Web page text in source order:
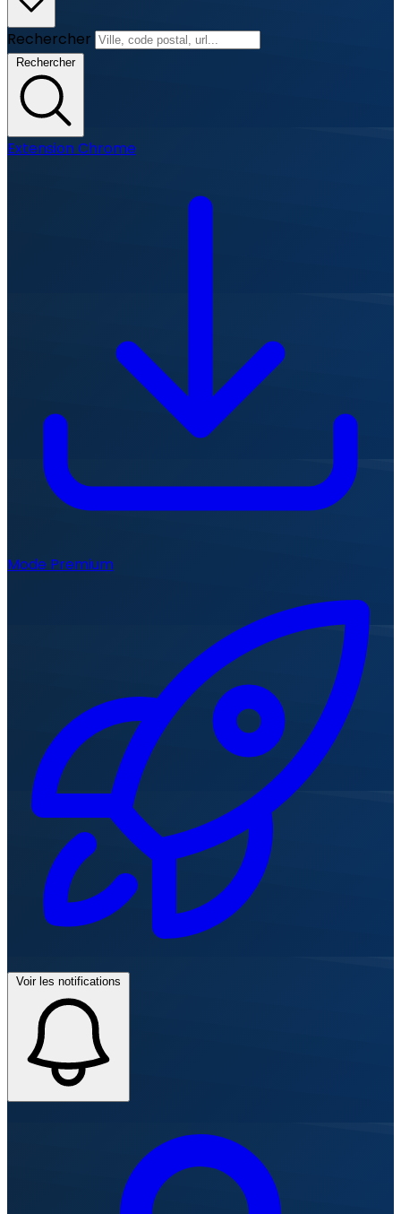
Rechercher
Rechercher
Extension Chrome
Mode Premium
Voir les notifications